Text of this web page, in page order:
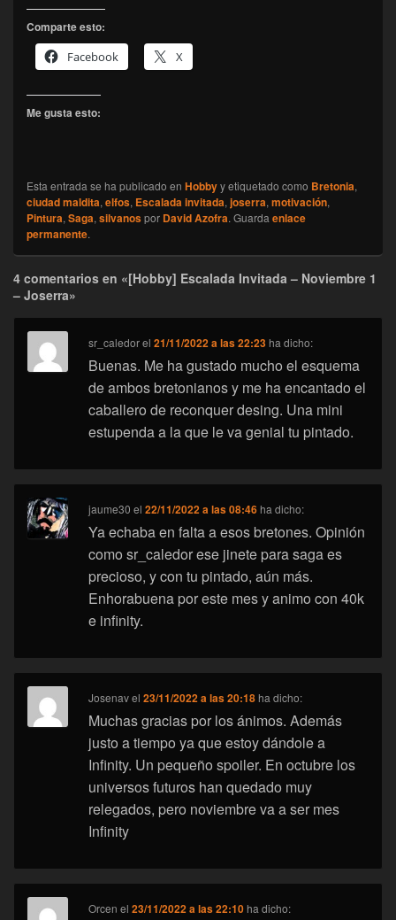
Comparte esto:
Facebook
X
Me gusta esto:
Esta entrada se ha publicado en Hobbyy etiquetado como Bretonia,
ciudad maldita, elfos, Escalada invitada, joserra, motivación,
Pintura, Saga, silvanospor David Azofra. Guarda enlace
permanente.
4 comentarios en «[Hobby] Escalada Invitada – Noviembre 1
– Joserra»
sr_caledorel21/11/2022 a las 22:23 ha dicho:
Buenas. Me ha gustado mucho el esquema
de ambos bretonianos y me ha encantado el
caballero de reconquer desing. Una mini
estupenda a la que le va genial tu pintado.
jaume30 el22/11/2022 a las 08:46 ha dicho:
Ya echaba en falta a esos bretones. Opinión
como sr_caledor ese jinete para saga es
precioso, y con tu pintado, aún más.
Enhorabuena por este mes y animo con 40k
e infinity.
Josenavel23/11/2022 a las 20:18 ha dicho:
Muchas gracias por los ánimos. Además
justo a tiempo ya que estoy dándole a
Infinity. Un pequeño spoiler. En octubre los
universos futuros han quedado muy
relegados, pero noviembre va a ser mes
Infinity
Orcen el23/11/2022 a las 22:10 ha dicho: